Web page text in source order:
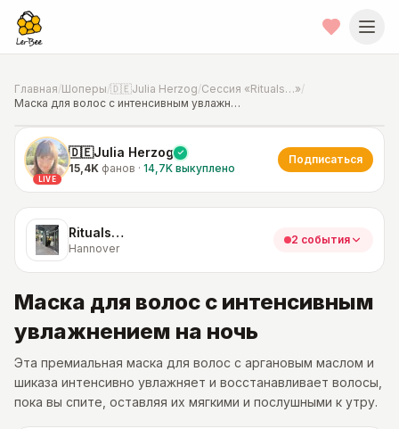
Главная/Шоперы/🇩🇪Julia Herzog/Сессия «Rituals…»/
Маска для волос с интенсивным увлажнением на ночь
📍Фото от шопера·Hannover
LIVE
🇩🇪Julia Herzog
15,4K фанов · 14,7K выкуплено
Подписаться
Rituals…
Hannover
2 события
Маска для волос с интенсивным
увлажнением на ночь
Эта премиальная маска для волос с аргановым маслом и
шиказа интенсивно увлажняет и восстанавливает волосы,
пока вы спите, оставляя их мягкими и послушными к утру.